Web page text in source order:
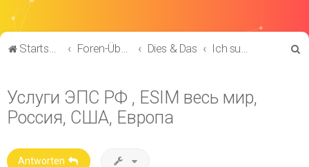
Startseite Foren-Übersicht Dies & Das Ich suche .....
Услуги ЭПС РФ , ESIM весь мир,
Россия, США, Европа
Antworten